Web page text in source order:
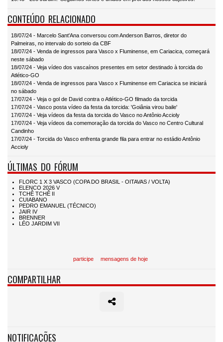
CONTEÚDO RELACIONADO
18/07/24 - Marcelo Sant'Ana conversou com Anderson Barros, diretor do
Palmeiras, no intervalo do sorteio da CBF
18/07/24 - Venda de ingressos para Vasco x Fluminense, em Cariacica, começará
neste sábado
18/07/24 - Veja vídeo dos vascaínos presentes em setor destinado à torcida do
Atlético-GO
18/07/24 - Venda de ingressos para Vasco x Fluminense em Cariacica se iniciará
no sábado
17/07/24 - Veja o gol de David contra o Atlético-GO filmado da torcida
17/07/24 - Vasco posta vídeo da festa da torcida: 'Goiânia virou baile'
17/07/24 - Veja vídeos da festa da torcida do Vasco no Antônio Accioly
17/07/24 - Veja vídeos da comemoração da torcida do Vasco no Centro Cultural
Candinho
17/07/24 - Torcida do Vasco enfrenta grande fila para entrar no estádio Antônio
Accioly
ÚLTIMAS DO FÓRUM
participe mensagens de hoje
COMPARTILHAR
NOTIFICAÇÕES